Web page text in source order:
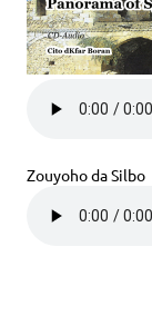
Zouyoho da Silbo